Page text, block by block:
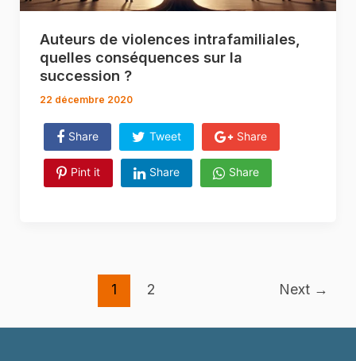
Auteurs de violences intrafamiliales,
quelles conséquences sur la
succession ?
22 décembre 2020
Share Tweet Share
Pint it Share Share
1 2 Next →